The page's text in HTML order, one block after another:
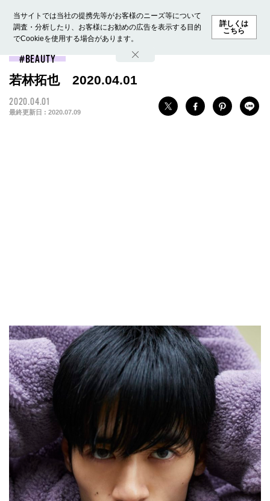
当サイトでは当社の提携先等がお客様のニーズ等について
調査・分析したり、お客様にお勧めの広告を表示する目的
でCookieを使用する場合があります。
詳しくは
こちら
ホーム モデル募集 ランキング ファッション ビューテ
BEAUTY
若林拓也 2020.04.01
2020.04.01
最終更新日 : 2020.07.09